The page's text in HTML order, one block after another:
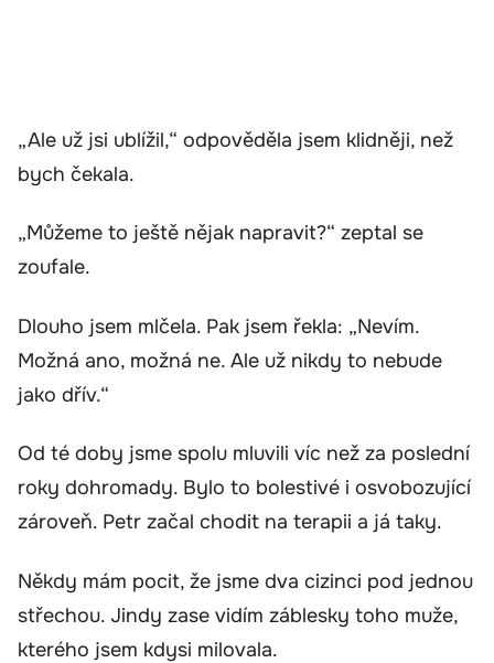
„Ale už jsi ublížil,“ odpověděla jsem klidněji, než
bych čekala.
„Můžeme to ještě nějak napravit?“ zeptal se
zoufale.
Dlouho jsem mlčela. Pak jsem řekla: „Nevím.
Možná ano, možná ne. Ale už nikdy to nebude
jako dřív.“
Od té doby jsme spolu mluvili víc než za poslední
roky dohromady. Bylo to bolestivé i osvobozující
zároveň. Petr začal chodit na terapii a já taky.
Někdy mám pocit, že jsme dva cizinci pod jednou
střechou. Jindy zase vidím záblesky toho muže,
kterého jsem kdysi milovala.